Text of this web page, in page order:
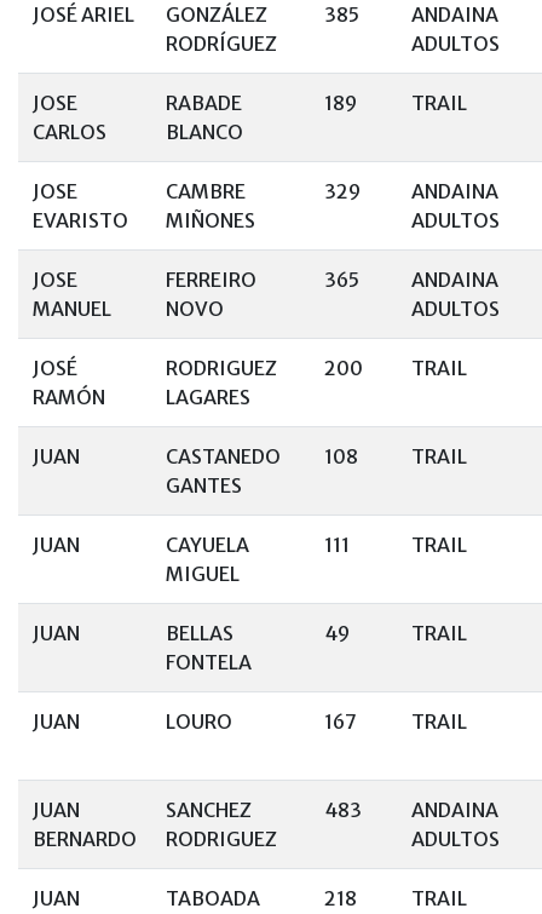
JOSÉ ARIEL
GONZÁLEZ
RODRÍGUEZ
385
ANDAINA
ADULTOS
JOSE
CARLOS
RABADE
BLANCO
189 TRAIL
JOSE
EVARISTO
CAMBRE
MIÑONES
329
ANDAINA
ADULTOS
JOSE
MANUEL
FERREIRO
NOVO
365
ANDAINA
ADULTOS
JOSÉ
RAMÓN
RODRIGUEZ
LAGARES
200 TRAIL
JUAN
CASTANEDO
GANTES
108 TRAIL
JUAN
CAYUELA
MIGUEL
111 TRAIL
JUAN
BELLAS
FONTELA
49 TRAIL
JUAN LOURO 167 TRAIL
JUAN
BERNARDO
SANCHEZ
RODRIGUEZ
483
ANDAINA
ADULTOS
JUAN
TABOADA
218 TRAIL